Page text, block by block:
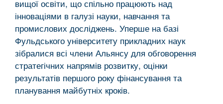
вищої освіти, що спільно працюють над
інноваціями в галузі науки, навчання та
промислових досліджень. Уперше на базі
Фульдського університету прикладних наук
зібралися всі члени Альянсу для обговорення
стратегічних напрямів розвитку, оцінки
результатів першого року фінансування та
планування майбутніх кроків.